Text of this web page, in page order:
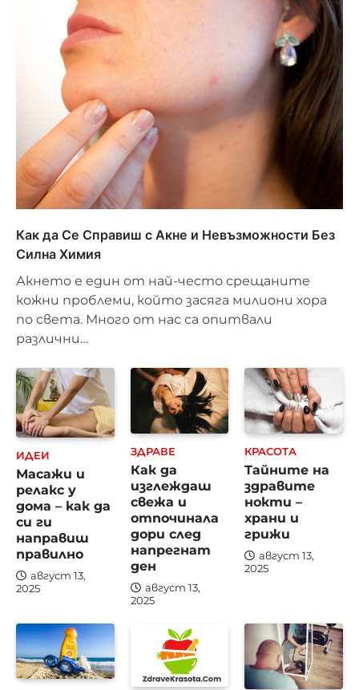
Как да Се Справиш с Акне и Невъзможности Без
Силна Химия
Акнето е един от най-често срещаните
кожни проблеми, който засяга милиони хора
по света. Много от нас са опитвали
различни…
ИДЕИ
Масажи и
релакс у
дома – как да
си ги
направиш
правилно
август 13,
2025
ЗДРАВЕ
Как да
изглеждаш
свежа и
отпочинала
дори след
напрегнат
ден
август 13,
2025
КРАСОТА
Тайните на
здравите
нокти –
храни и
грижи
август 13,
2025